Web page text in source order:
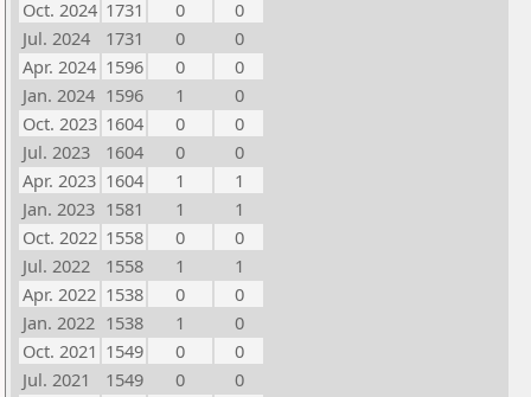
Oct. 2024 1731 0
0
Jul. 2024
1731 0
0
Apr. 2024 1596 0
0
Jan. 2024 1596 1
0
Oct. 2023 1604 0
0
Jul. 2023
1604 0
0
Apr. 2023 1604 1
1
Jan. 2023 1581 1
1
Oct. 2022 1558 0
0
Jul. 2022
1558 1
1
Apr. 2022 1538 0
0
Jan. 2022 1538 1
0
Oct. 2021 1549 0
0
Jul. 2021
1549 0
0